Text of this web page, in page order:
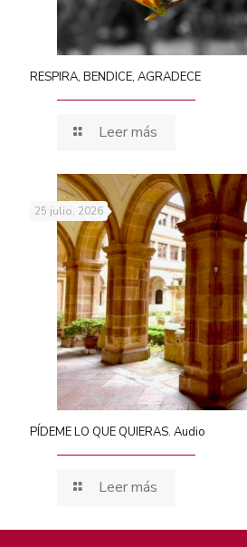
RESPIRA, BENDICE, AGRADECE
Leer más
25 julio, 2026
PÍDEME LO QUE QUIERAS. Audio
Leer más